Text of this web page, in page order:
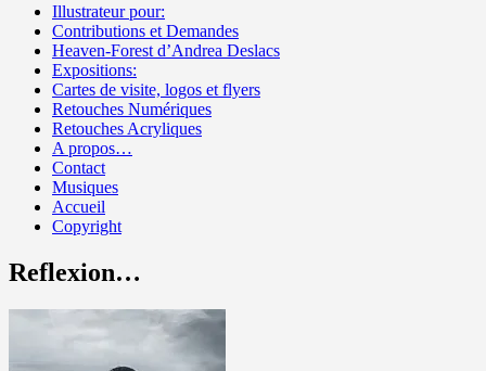
Illustrateur pour:
Contributions et Demandes
Heaven-Forest d’Andrea Deslacs
Expositions:
Cartes de visite, logos et flyers
Retouches Numériques
Retouches Acryliques
A propos…
Contact
Musiques
Accueil
Copyright
Reflexion…